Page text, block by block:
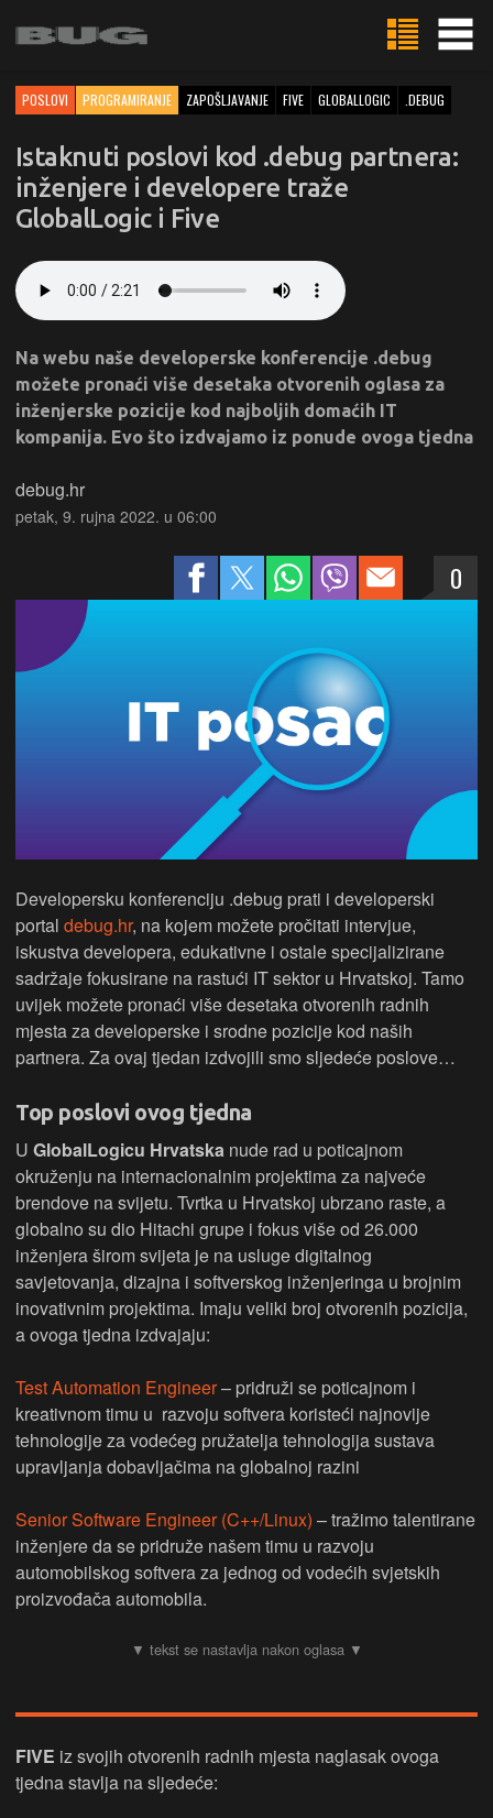
POSLOVI PROGRAMIRANJE ZAPOŠLJAVANJE FIVE GLOBALLOGIC .DEBUG
Istaknuti poslovi kod .debug partnera:
inženjere i developere traže
GlobalLogic i Five
Na webu naše developerske konferencije .debug
možete pronaći više desetaka otvorenih oglasa za
inženjerske pozicije kod najboljih domaćih IT
kompanija. Evo što izdvajamo iz ponude ovoga tjedna
debug.hr
petak, 9. rujna 2022. u 06:00
0
Developersku konferenciju .debug prati i developerski
portal debug.hr, na kojem možete pročitati intervjue,
iskustva developera, edukativne i ostale specijalizirane
sadržaje fokusirane na rastući IT sektor u Hrvatskoj. Tamo
uvijek možete pronaći više desetaka otvorenih radnih
mjesta za developerske i srodne pozicije kod naših
partnera. Za ovaj tjedan izdvojili smo sljedeće poslove…
Top poslovi ovog tjedna
U GlobalLogicu Hrvatska nude rad u poticajnom
okruženju na internacionalnim projektima za najveće
brendove na svijetu. Tvrtka u Hrvatskoj ubrzano raste, a
globalno su dio Hitachi grupe i fokus više od 26.000
inženjera širom svijeta je na usluge digitalnog
savjetovanja, dizajna i softverskog inženjeringa u brojnim
inovativnim projektima. Imaju veliki broj otvorenih pozicija,
a ovoga tjedna izdvajaju:
Test Automation Engineer– pridruži se poticajnom i
kreativnom timu u razvoju softvera koristeći najnovije
tehnologije za vodećeg pružatelja tehnologija sustava
upravljanja dobavljačima na globalnoj razini
Senior Software Engineer (C++/Linux) – tražimo talentirane
inženjere da se pridruže našem timu u razvoju
automobilskog softvera za jednog od vodećih svjetskih
proizvođača automobila.
FIVE iz svojih otvorenih radnih mjesta naglasak ovoga
tjedna stavlja na sljedeće: